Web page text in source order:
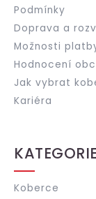
Podmínky
Doprava a
Možnosti
Hodnocení
Jak vybrat
Kariéra
KATEGORIE
Koberce